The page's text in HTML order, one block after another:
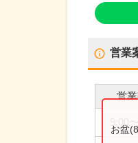
営業
営
9:00
お盆